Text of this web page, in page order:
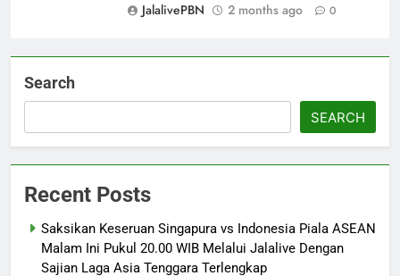
JalalivePBN
2 months ago 0
Search
SEARCH
Recent Posts
Saksikan Keseruan Singapura vs Indonesia Piala ASEAN
Malam Ini Pukul 20.00 WIB Melalui Jalalive Dengan
Sajian Laga Asia Tenggara Terlengkap